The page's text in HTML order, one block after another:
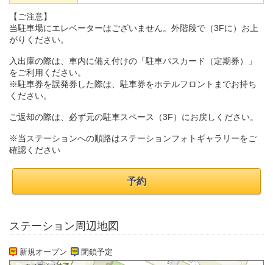
【ご注意】
当駐車場にエレベーターはございません。外階段で（3Fに）お上
がりください。
入出庫の際は、車内に備え付けの「駐車パスカード（定期券）」
をご利用ください。
※駐車券を誤発券した際は、駐車券をホテルフロントまでお持ち
ください。
ご返却の際は、必ず元の駐車スペース（3F）にお戻しください。
※当ステーションへの順路はステーションフォトギャラリーをご
確認ください
予約
ステーション周辺地図
新規オープン 閉鎖予定